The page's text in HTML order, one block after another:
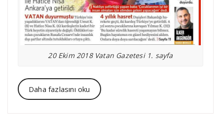
20 Ekim 2018 Vatan Gazetesi 1. sayfa
Daha fazlasını oku